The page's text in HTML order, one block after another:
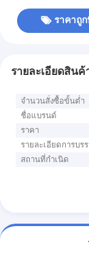
ราคาถู
รายละเอียดสินค้
จำนวนสั่งซื้อขั้นต่ำ
ชื่อแบรนด์
ราคา
รายละเอียดการบร
สถานที่กำเนิด